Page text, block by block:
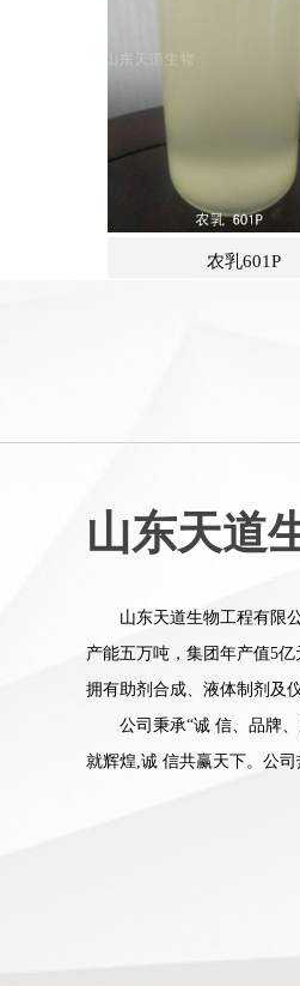
水剂（
山东天道
山东天道生物工程有限
产能五万吨，集团年产值5
拥有助剂合成、液体制剂及
公司秉承“诚 信、品牌
就辉煌,诚 信共赢天下。公